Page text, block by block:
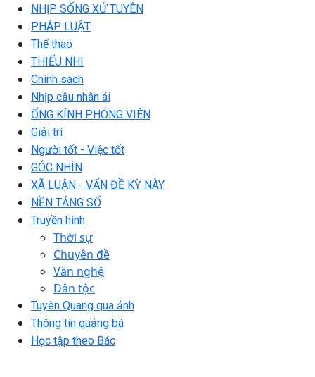
NHỊP SỐNG XỨ TUYÊN
PHÁP LUẬT
Thể thao
THIẾU NHI
Chính sách
Nhịp cầu nhân ái
ỐNG KÍNH PHÓNG VIÊN
Giải trí
Người tốt - Việc tốt
GÓC NHÌN
XÃ LUẬN - VẤN ĐỀ KỲ NÀY
NỀN TẢNG SỐ
Truyền hình
Thời sự
Chuyên đề
Văn nghệ
Dân tộc
Tuyên Quang qua ảnh
Thông tin quảng bá
Học tập theo Bác